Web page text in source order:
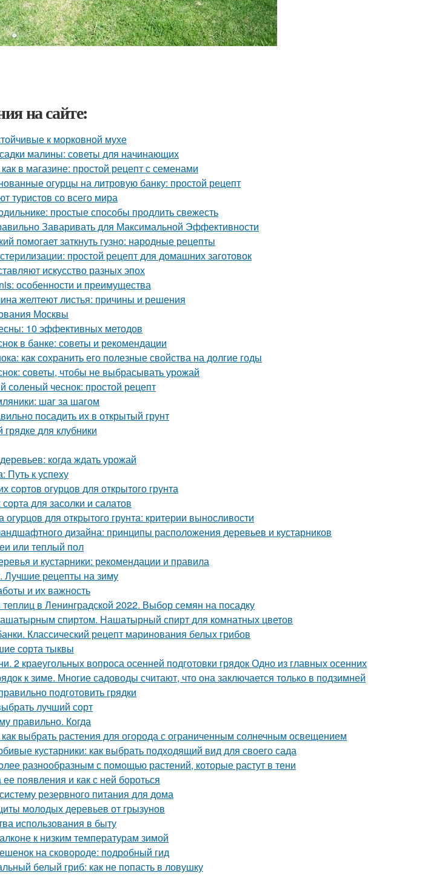
на сайте:
к морковной мухе
малины: советы для начинающих
в магазине: простой рецепт с семенами
огурцы на литровую банку: простой рецепт
туристов со всего мира
простые способы продлить свежесть
Заваривать для Максимальной Эффективности
помогает заткнуть гузно: народные рецепты
простой рецепт для домашних заготовок
искусство разных эпох
особенности и преимущества
желтеют листья: причины и решения
Москвы
10 эффективных методов
в банке: советы и рекомендации
как сохранить его полезные свойства на долгие годы
советы, чтобы не выбрасывать урожай
соленый чеснок: простой рецепт
шаг за шагом
посадить их в открытый грунт
для клубники
когда ждать урожай
Путь к успеху
сортов огурцов для открытого грунта
для засолки и салатов
для открытого грунта: критерии выносливости
дизайна: принципы расположения деревьев и кустарников
или теплый пол
и кустарники: рекомендации и правила
Лучшие рецепты на зиму
и их важность
в Ленинградской 2022. Выбор семян на посадку
спиртом. Нашатырный спирт для комнатных цветов
Классический рецепт маринования белых грибов
сорта тыквы
2 краеугольных вопроса осенней подготовки грядок Одно из главных осенних
к зиме. Многие садоводы считают, что она заключается только в подзимней
подготовить грядки
лучший сорт
правильно. Когда
выбрать растения для огорода с ограниченным солнечным освещением
кустарники: как выбрать подходящий вид для своего сада
разнообразным с помощью растений, которые растут в тени
появления и как с ней бороться
резервного питания для дома
молодых деревьев от грызунов
использования в быту
к низким температурам зимой
на сковороде: подробный гид
белый гриб: как не попасть в ловушку